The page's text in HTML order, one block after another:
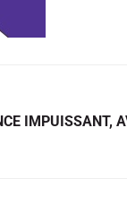
IMPUISSANT,